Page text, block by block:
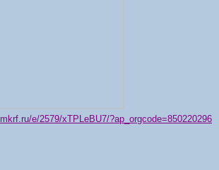
e/2579/xTPLeBU7/?ap_orgcode=850220296